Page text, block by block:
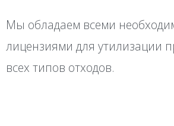
Мы обладаем всеми
лицензиями для утилизации
всех типов отходов.